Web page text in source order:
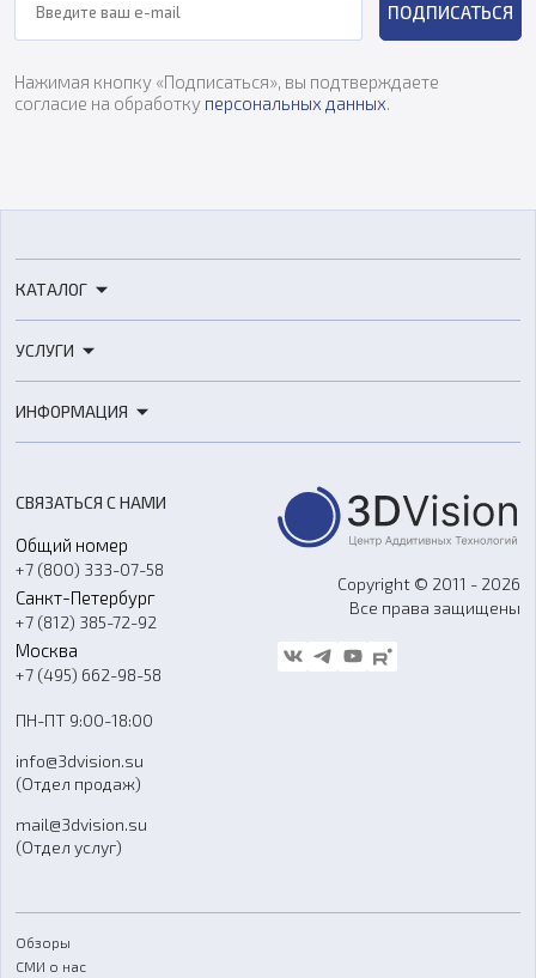
ПОДПИСАТЬСЯ
Нажимая кнопку «Подписаться», вы подтверждаете
согласие на обработку персональных данных.
КАТАЛОГ
3D-сканеры
Расходные материалы
Оборудование и материалы для вакуумного литья
Аксессуары и прочее оборудование
Программное обеспечение
УСЛУГИ
3D-моделирование
Ремонт и услуги
ИНФОРМАЦИЯ
О компании
Контакты
Гос. закупки
Стать дилером
Блог
FAQ
СВЯЗАТЬСЯ С НАМИ
Общий номер
+7 (800) 333-07-58
Санкт-Петербург
+7 (812) 385-72-92
Москва
+7 (495) 662-98-58
ПН-ПТ 9:00-18:00
info@3dvision.su
(Отдел продаж)
mail@3dvision.su
(Отдел услуг)
Copyright © 2011 - 2026
Все права защищены
Обзоры
СМИ о нас